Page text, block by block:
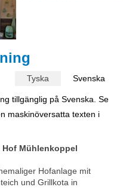
Tyska Svenska
tillgänglig på Svenska. Se
maskinöversatta texten i
Mühlenkoppel
Hofanlage mit
und Grillkota in